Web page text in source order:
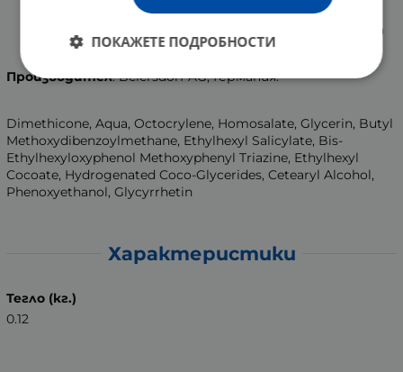
атопичен дерматит се препоръчва да включат
слънцезащитен продукт в ежедневната грижа за
кожата.
Производител: Beiersdorf AG, Германия.
Dimethicone, Aqua, Octocrylene, Homosalate, Glycerin, Butyl
Methoxydibenzoylmethane, Ethylhexyl Salicylate, Bis-
Ethylhexyloxyphenol Methoxyphenyl Triazine, Ethylhexyl
Cocoate, Hydrogenated Coco-Glycerides, Cetearyl Alcohol,
Phenoxyethanol, Glycyrrhetin
Характеристики
Тегло (кг.)
0.12
ПОКАЖЕТЕ ПОДРОБНОСТИ